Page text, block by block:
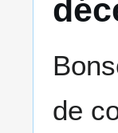
de